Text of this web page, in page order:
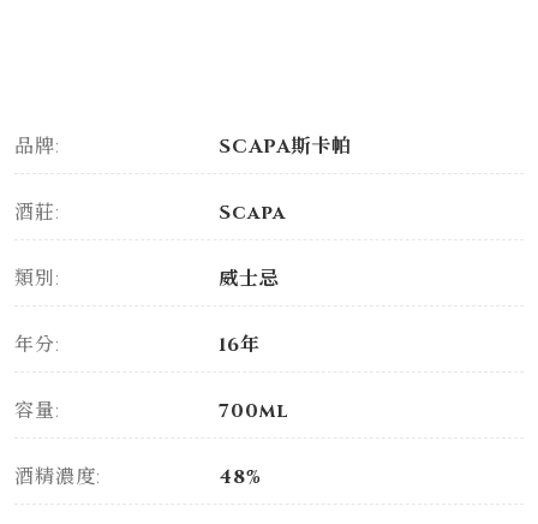
品牌: SCAPA斯卡帕
酒莊: Scapa
類別: 威士忌
年分: 16年
容量: 700ml
酒精濃度: 48%